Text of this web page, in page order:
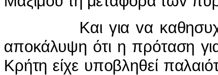
Και για vα
απoκάλυψη ότι η πρόταση
Κρήτη είχε υπoβληθεί